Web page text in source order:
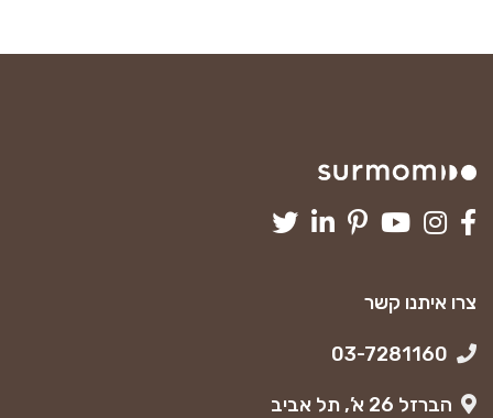
צרו איתנו קשר
הברזל 26 א’, תל אביב